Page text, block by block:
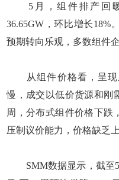
5月，组件排产回暖
36.65GW，环比增长18%
预期转向乐观，多数组件
从组件价格看，呈现
慢，成交以低价货源和刚
周，分布式组件价格下跌
压制议价能力，价格缺乏上
SMM数据显示，截至5